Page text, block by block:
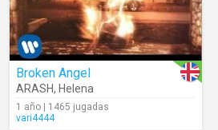
Broken Angel
ARASH, Helena
1 año | 1465 jugadas
vari4444